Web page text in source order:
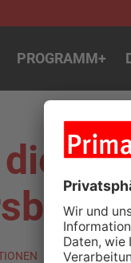
PROGRAMM+